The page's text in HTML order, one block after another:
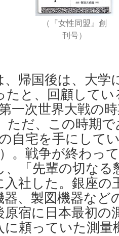
（『女性同盟』創
刊号）
帰国後は、大学
たと、回顧して
一次世界大戦の
ただ、この時期
自宅を手にして
。戦争が終わっ
、「先輩の切な
入社した。銀座の
器、製図機器など
原宿に日本最初の
に頼っていた測量